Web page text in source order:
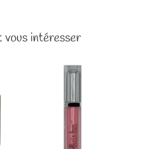
vous intéresser